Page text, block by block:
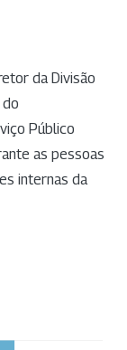
da Divisão
Público
as pessoas
internas da